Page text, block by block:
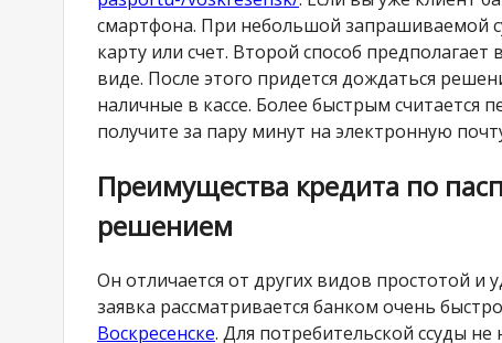
смартфона. При небольшой запрашиваемой
карту или счет. Второй способ
виде. После этого придется дождаться
наличные в кассе. Более быстрым
получите за пару минут на электронную
Преимущества кредита по
решением
Он отличается от других видов простотой
заявка рассматривается банком очень
Воскресенске. Для потребительской ссуды